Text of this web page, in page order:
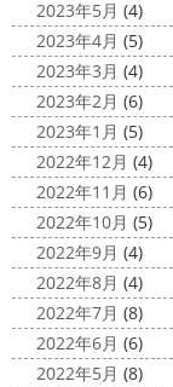
カ陽気になり過
お知らせをさせ
ト神奈川営業所
このよ ...
10日が過ぎよう
に終わってしま
トもなくなり淋
えしたマービス
が、明日は祝日
さて、先日のブ
ットが完成しまし
ゃんも一緒にパチ
2023年5月 (4)
2023年4月 (5)
2023年3月 (4)
2023年2月 (6)
2023年1月 (5)
2022年12月 (4)
2022年11月 (6)
2022年10月 (5)
2022年9月 (4)
2022年8月 (4)
2022年7月 (8)
2022年6月 (6)
2022年5月 (8)